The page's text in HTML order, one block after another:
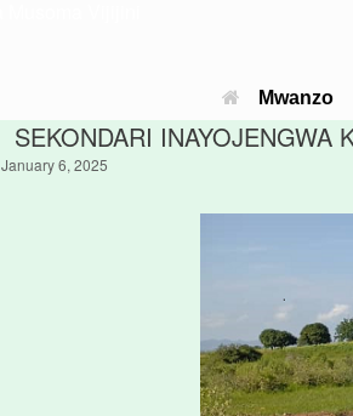
Mwanzo
SEKONDARI
January 6, 2025